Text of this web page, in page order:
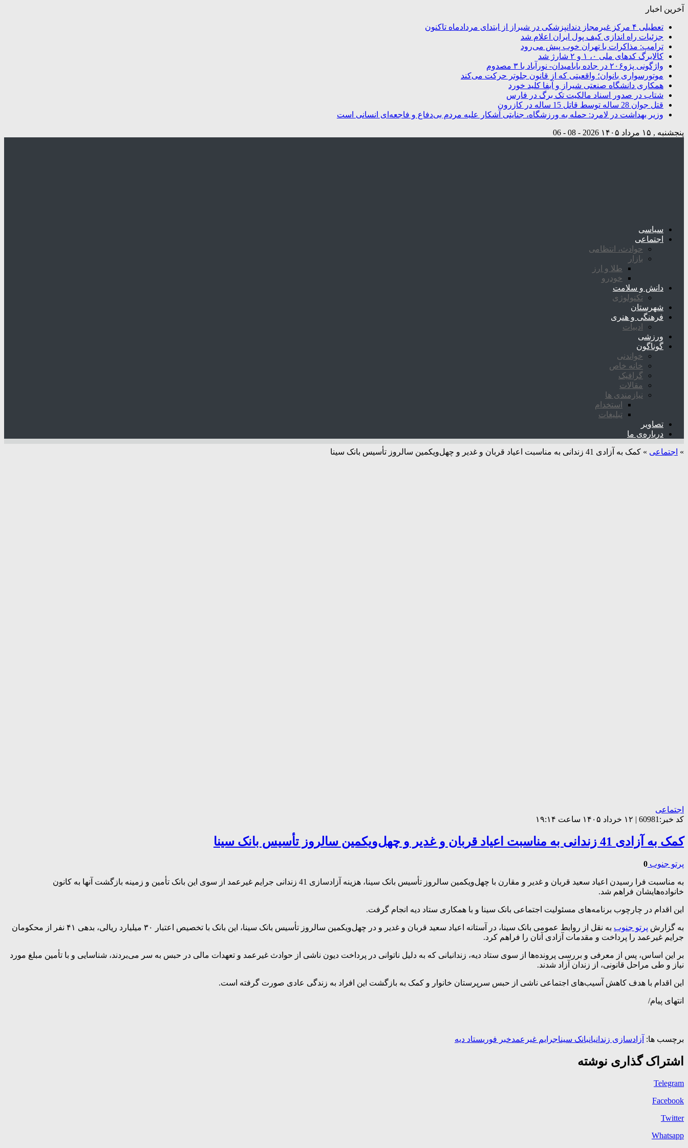
آخرین اخبار
تعطیلی ۴ مرکز غیرمجاز دندانپزشکی در شیراز از ابتدای مردادماه تاکنون
جزئیات راه اندازی کیف پول ایران اعلام شد
ترامپ: مذاکرات با تهران خوب پیش می‌رود
کالابرگ کدهای ملی ۰، ۱ و ۲ شارژ شد
واژگونی پژو۲۰۶ در جاده بابامیدان- نورآباد با ۳ مصدوم
موتورسواری بانوان؛ واقعیتی که از قانون جلوتر حرکت می‌کند
همکاری دانشگاه صنعتی شیراز و آبفا کلید خورد
شتاب در صدور اسناد مالکیت تک برگ در فارس
قتل جوان 28 ساله توسط قاتل 15 ساله در کازرون
وزیر بهداشت در لامرد: حمله به ورزشگاه، جنایتی آشکار علیه مردم بی‌دفاع و فاجعه‌ای انسانی است
پنجشنبه , ۱۵ مرداد ۱۴۰۵ 2026 - 08 - 06
سیاسی
اجتماعی
حوادث، انتظامی
بازار
طلا و ارز
خودرو
دانش و سلامت
تکنولوژی
شهرستان
فرهنگی و هنری
ادبیات
ورزشی
گوناگون
خواندنی
خانه خاص
گرافیک
مقالات
نیازمندی ها
استخدام
تبلیغات
تصاویر
درباره‌ی ما
» اجتماعی » کمک به آزادی 41 زندانی به مناسبت اعیاد قربان و غدیر و چهل‌ویکمین سالروز تأسیس بانک سینا
اجتماعی
کد خبر:60981 | ۱۲ خرداد ۱۴۰۵ ساعت ۱۹:۱۴
کمک به آزادی 41 زندانی به مناسبت اعیاد قربان و غدیر و چهل‌ویکمین سالروز تأسیس بانک سینا
پرتو جنوب 0
به مناسبت فرا رسیدن اعیاد سعید قربان و غدیر و مقارن با چهل‌ویکمین سالروز تأسیس بانک سینا، هزینه آزادسازی 41 زندانی جرایم غیرعمد از سوی این بانک تأمین و زمینه بازگشت آنها به کانون
خانواده‌هایشان فراهم شد.
این اقدام در چارچوب برنامه‌های مسئولیت اجتماعی بانک سینا و با همکاری ستاد دیه انجام گرفت.
به گزارش پرتو جنوب
به نقل از روابط‌ عمومی بانک سینا، در آستانه اعیاد سعید قربان و غدیر و در چهل‌ویکمین سالروز تأسیس بانک سینا، این بانک با تخصیص اعتبار ۳۰ میلیارد ریالی، بدهی ۴۱ نفر از محکومان
جرایم غیرعمد را پرداخت و مقدمات آزادی آنان را فراهم کرد.
بر این اساس، پس از معرفی و بررسی پرونده‌ها از سوی ستاد دیه، زندانیانی که به دلیل ناتوانی در پرداخت دیون ناشی از حوادث غیرعمد و تعهدات مالی در حبس به سر می‌بردند، شناسایی و با تأمین مبلغ مورد
نیاز و طی مراحل قانونی، از زندان آزاد شدند.
این اقدام با هدف کاهش آسیب‌های اجتماعی ناشی از حبس سرپرستان خانوار و کمک به بازگشت این افراد به زندگی عادی صورت گرفته است.
انتهای پیام/
برچسب ها: آزادسازی زندانیانبانک سیناجرایم غیرعمدخبر فوریستاد دیه
اشتراک گذاری نوشته
Telegram
Facebook
Twitter
Whatsapp